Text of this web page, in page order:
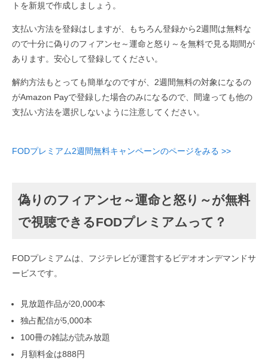
トを新規で作成しましょう。
支払い方法を登録はしますが、もちろん登録から2週間は無料な
ので十分に偽りのフィアンセ～運命と怒り～を無料で見る期間が
あります。安心して登録してください。
解約方法もとっても簡単なのですが、2週間無料の対象になるの
がAmazon Payで登録した場合のみになるので、間違っても他の
支払い方法を選択しないように注意してください。
FODプレミアム2週間無料キャンペーンのページをみる >>
偽りのフィアンセ～運命と怒り～が無料
で視聴できるFODプレミアムって？
FODプレミアムは、フジテレビが運営するビデオオンデマンドサ
ービスです。
見放題作品が20,000本
独占配信が5,000本
100冊の雑誌が読み放題
月額料金は888円